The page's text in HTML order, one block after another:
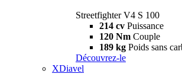
Streetfighter V4 S 100
214 cv Puissance
120 Nm Couple
189 kg Poids sans
Découvrez-le
XDiavel